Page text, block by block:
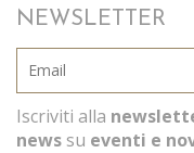
NEWSLETTER
Iscriviti alla
news su eventi e